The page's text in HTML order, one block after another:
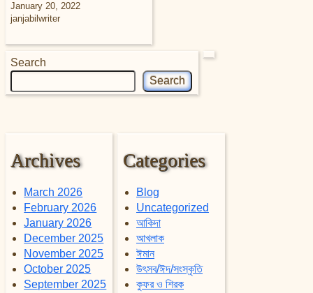
January 20, 2022
janjabilwriter
Search
Search
Archives
March 2026
February 2026
January 2026
December 2025
November 2025
October 2025
September 2025
Categories
Blog
Uncategorized
আকিদা
আখলাক
ঈমান
উৎসব/ঈদ/সংস্কৃতি
কুফর ও শিরক